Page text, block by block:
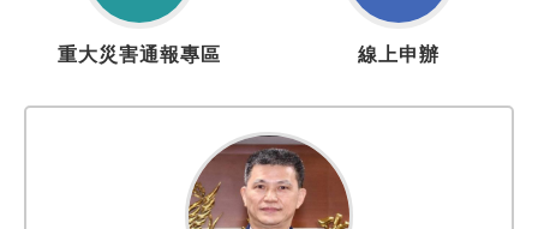
大
重大災害通報專區
上
線上申辦